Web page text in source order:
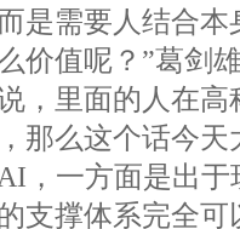
是需要人结合
价值呢？”葛剑
，里面的人在
那么这个话今
，一方面是出
支撑体系完全